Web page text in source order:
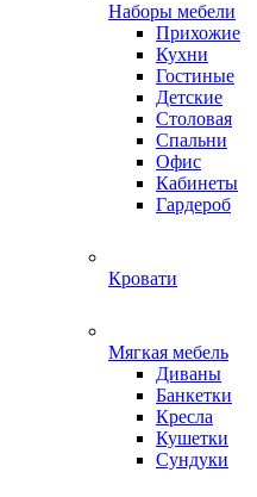
Наборы мебели
Прихожие
Кухни
Гостиные
Детские
Столовая
Спальни
Офис
Кабинеты
Гардероб
Кровати
Мягкая мебель
Диваны
Банкетки
Кресла
Кушетки
Сундуки